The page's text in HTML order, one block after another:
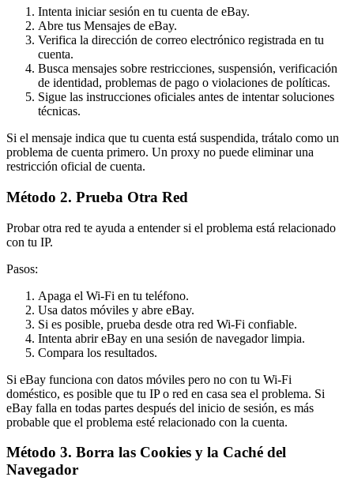
Intenta iniciar sesión en tu cuenta de eBay.
Abre tus Mensajes de eBay.
Verifica la dirección de correo electrónico registrada en tu
cuenta.
Busca mensajes sobre restricciones, suspensión, verificación
de identidad, problemas de pago o violaciones de políticas.
Sigue las instrucciones oficiales antes de intentar soluciones
técnicas.
Si el mensaje indica que tu cuenta está suspendida, trátalo como un
problema de cuenta primero. Un proxy no puede eliminar una
restricción oficial de cuenta.
Método 2. Prueba Otra Red
Probar otra red te ayuda a entender si el problema está relacionado
con tu IP.
Pasos:
Apaga el Wi-Fi en tu teléfono.
Usa datos móviles y abre eBay.
Si es posible, prueba desde otra red Wi-Fi confiable.
Intenta abrir eBay en una sesión de navegador limpia.
Compara los resultados.
Si eBay funciona con datos móviles pero no con tu Wi-Fi
doméstico, es posible que tu IP o red en casa sea el problema. Si
eBay falla en todas partes después del inicio de sesión, es más
probable que el problema esté relacionado con la cuenta.
Método 3. Borra las Cookies y la Caché del
Navegador